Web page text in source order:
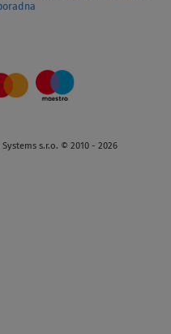
s.r.o. © 2010 - 2026